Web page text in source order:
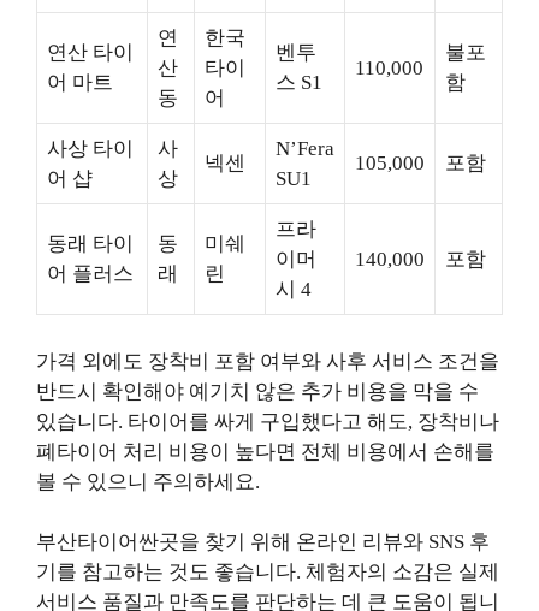
연산 타이
어 마트
연
산
동
한국
타이
어
벤투
스 S1
110,000
불포
함
사상 타이
어 샵
사
상
넥센
N’Fera
SU1
105,000 포함
동래 타이
어 플러스
동
래
미쉐
린
프라
이머
시 4
140,000 포함
가격 외에도 장착비 포함 여부와 사후 서비스 조건을
반드시 확인해야 예기치 않은 추가 비용을 막을 수
있습니다. 타이어를 싸게 구입했다고 해도, 장착비나
폐타이어 처리 비용이 높다면 전체 비용에서 손해를
볼 수 있으니 주의하세요.
부산타이어싼곳을 찾기 위해 온라인 리뷰와 SNS 후
기를 참고하는 것도 좋습니다. 체험자의 소감은 실제
서비스 품질과 만족도를 판단하는 데 큰 도움이 됩니